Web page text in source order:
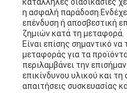
κατάλληλες διαδικασίες
η ασφαλή
επένδυση ή αποσβεστική
ζημιών κατά τη μεταφορά.
Είναι επίσης σημαντικό να
μεταφοράς για τα
περιλαμβάνει την
επικίνδυνου υλικού και
απαιτήσεις συσκευασίας